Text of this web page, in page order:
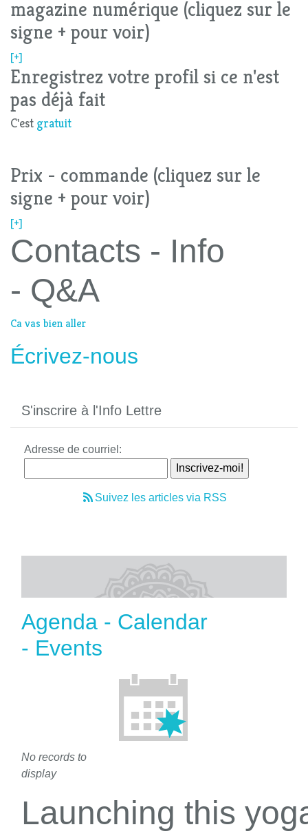
magazine numérique (cliquez sur le
signe + pour voir)
[+]
Enregistrez votre profil si ce n'est
pas déjà fait
C'est gratuit
Prix - commande (cliquez sur le
signe + pour voir)
[+]
Contacts - Info
- Q&A
Ca vas bien aller
Écrivez-nous
S'inscrire à l'Info Lettre
Adresse de courriel:
Suivez les articles via RSS
Agenda - Calendar
- Events
No records to
display
Launching this